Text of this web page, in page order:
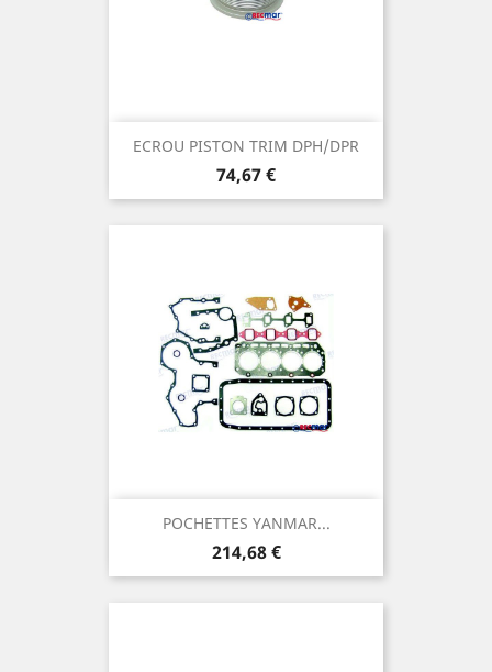
ECROU PISTON TRIM DPH/DPR
Prix
74,67 €
POCHETTES YANMAR...
Prix
214,68 €